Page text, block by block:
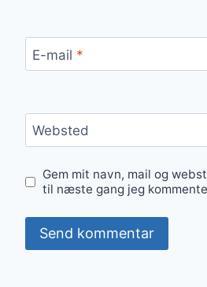
E-mail *
Websted
Gem mit navn, mail og
til næste gang jeg